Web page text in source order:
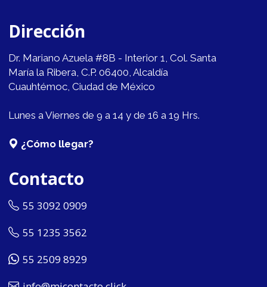
Dirección
Dr. Mariano Azuela #8B - Interior 1, Col. Santa
María la Ribera, C.P. 06400, Alcaldía
Cuauhtémoc, Ciudad de México
Lunes a Viernes de 9 a 14 y de 16 a 19 Hrs.
¿Cómo llegar?
Contacto
55 3092 0909
55 1235 3562
55 2509 8929